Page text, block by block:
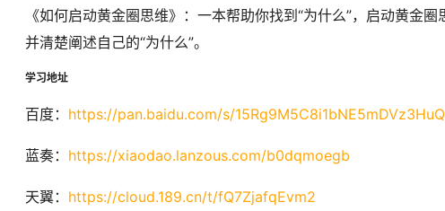
《如何启动黄金圈思维》：一本帮助你找到“为什么”，启动黄金
并清楚阐述自己的“为什么”。
学习地址
百度： https://pan.baidu.com/s/15Rg9M5C8i1bNE5mDVz3HuQ
蓝奏： https://xiaodao.lanzous.com/b0dqmoegb
天翼： https://cloud.189.cn/t/fQ7ZjafqEvm2